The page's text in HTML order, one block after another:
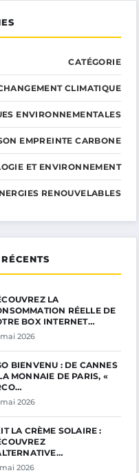
CATÉGORIE
CLIMATIQUE
ENVIRONNEMENTALES
EMPREINTE CARBONE
ET ENVIRONNEMENT
RENOUVELABLES
LA
RÉELLE DE
BOX INTERNET…
2026
BIENVENU : DE CANNES
MONNAIE DE PARIS, «
2026
LA CRÈME SOLAIRE :
2026